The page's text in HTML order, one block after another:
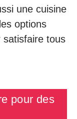
une cuisine
options
satisfaire tous
pour des